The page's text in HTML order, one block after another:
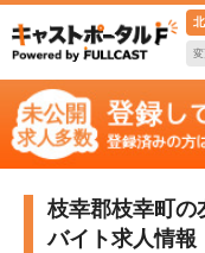
枝幸郡枝幸町の
バイト求人情報